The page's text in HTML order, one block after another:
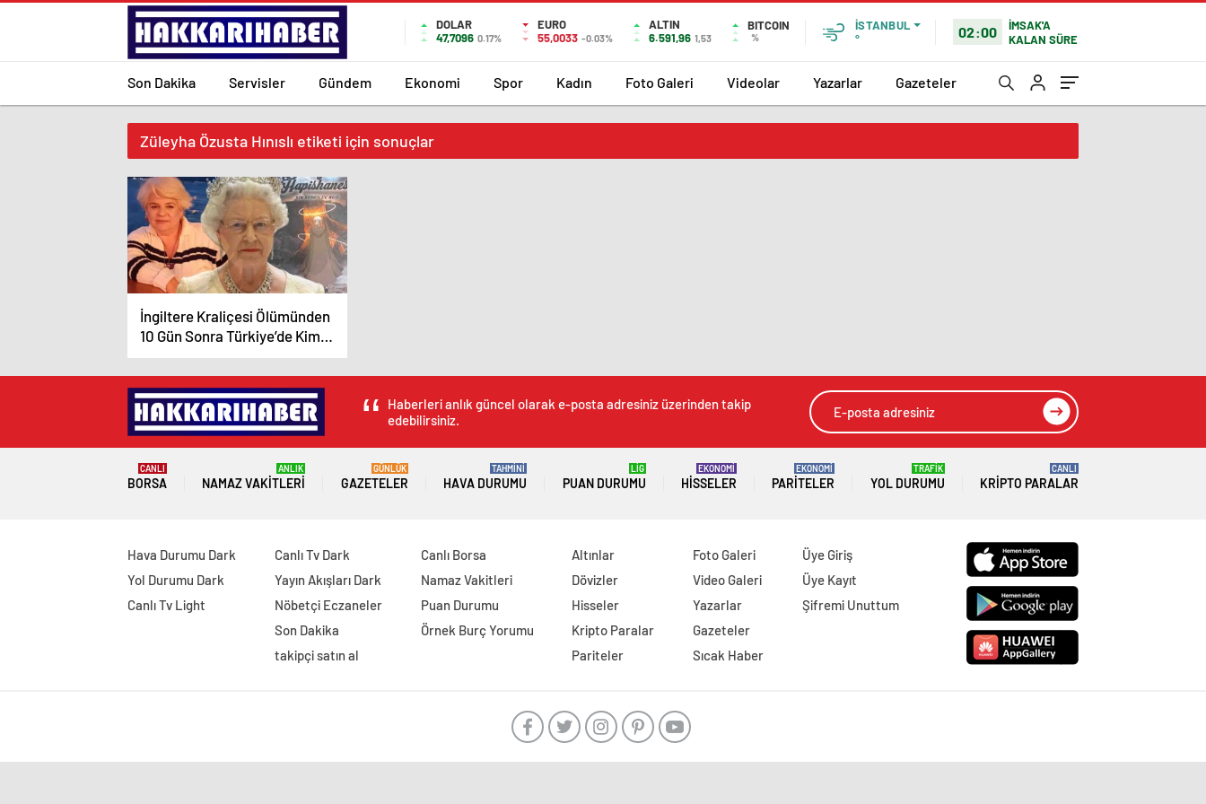
DOLAR
47,7096 0.17%
EURO
55,0033 -0.03%
ALTIN
6.591,96 1,53
BITCOIN
%
İSTANBUL
°
02:00
İMSAK'A
KALAN SÜRE
Son Dakika Servisler Gündem Ekonomi Spor Kadın Foto Galeri Videolar Yazarlar Gazeteler
Züleyha Özusta Hınıslı etiketi için sonuçlar
İngiltere Kraliçesi Ölümünden
10 Gün Sonra Türkiye’de Kimin
Rüyasına Girdi?
Haberleri anlık güncel olarak e-posta adresiniz üzerinden takip
edebilirsiniz.
BORSA
CANLI
NAMAZ VAKITLERI
ANLIK
GAZETELER
GÜNLÜK
HAVA DURUMU
TAHMİNİ
PUAN DURUMU
LİG
HISSELER
EKONOMİ
PARITELER
EKONOMİ
YOL DURUMU
TRAFİK
KRIPTO PARALAR
CANLI
Hava Durumu Dark
Yol Durumu Dark
Canlı Tv Light
Canlı Tv Dark
Yayın Akışları Dark
Nöbetçi Eczaneler
Son Dakika
takipçi satın al
Canlı Borsa
Namaz Vakitleri
Puan Durumu
Örnek Burç Yorumu
Altınlar
Dövizler
Hisseler
Kripto Paralar
Pariteler
Foto Galeri
Video Galeri
Yazarlar
Gazeteler
Sıcak Haber
Üye Giriş
Üye Kayıt
Şifremi Unuttum